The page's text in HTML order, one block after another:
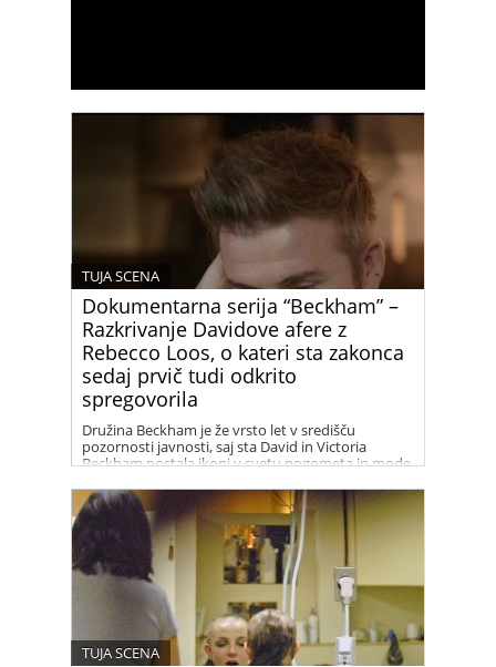
Dokumentarna serija “Beckham” –
Razkrivanje Davidove afere z
Rebecco Loos, o kateri sta zakonca
sedaj prvič tudi odkrito
spregovorila
TUJA SCENA
Družina Beckham je že vrsto let v središču
pozornosti javnosti, saj sta David in Victoria
Beckham postala ikoni v svetu nogometa in mode.
in medijskih zapisov. V zadnjih letih pa so naslove
in špekulacije vse pogosteje zajeli tudi dogodki iz
preteklosti, zlasti afera med Davidom Beckhamom
in Rebecco Loos. Dokumentarna serija “Beckham”
nam ponuja vpogled v to obdobje njunega
življenja in razkriva, kaj se je resnično dogajalo
med njima.
TUJA SCENA